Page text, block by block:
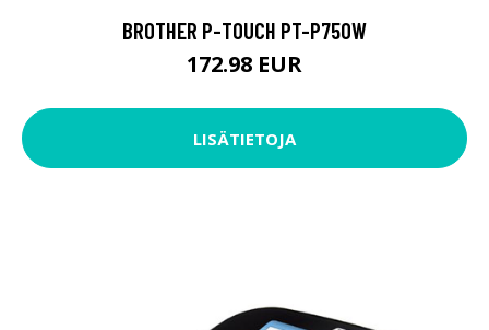
BROTHER P-TOUCH PT-P750W
172.98 EUR
LISÄTIETOJA